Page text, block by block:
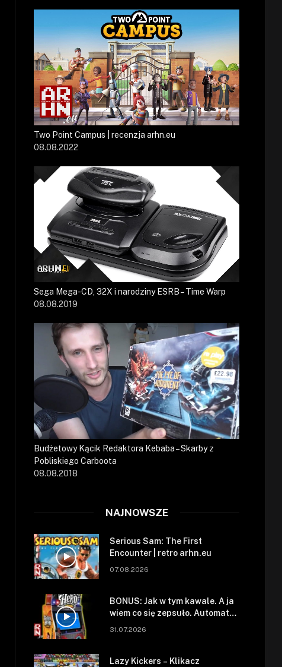
Two Point Campus | recenzja arhn.eu
08.08.2022
Sega Mega-CD, 32X i narodziny ESRB – Time Warp
08.08.2019
Budżetowy Kącik Redaktora Kebaba – Skarby z
Pobliskiego Carboota
08.08.2018
NAJNOWSZE
Serious Sam: The First
Encounter | retro arhn.eu
07.08.2026
BONUS: Jak w tym kawale. A ja
wiem co się zepsuło. Automat
się zepsuł.
31.07.2026
Lazy Kickers – Klikacz